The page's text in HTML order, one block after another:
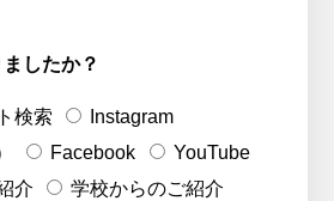
したか？
検索
Instagram
Facebook
YouTube
介
学校からのご紹介